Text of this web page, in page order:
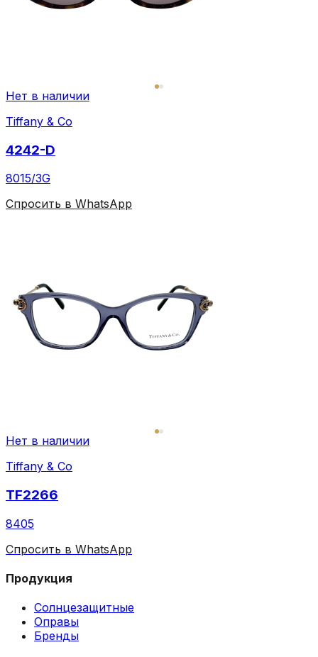
Нет в наличии
Tiffany & Co
4242-D
8015/3G
Спросить в WhatsApp
Нет в наличии
Tiffany & Co
TF2266
8405
Спросить в WhatsApp
Продукция
Солнцезащитные
Оправы
Бренды